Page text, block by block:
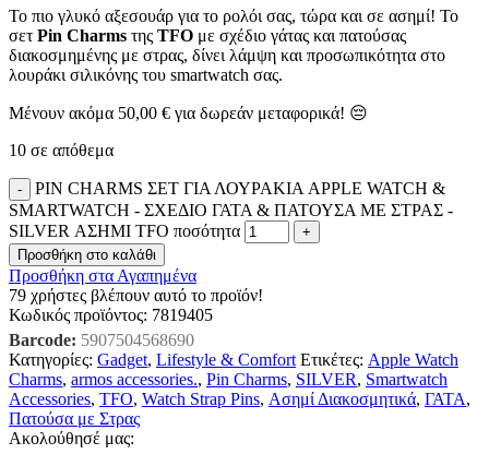
Το πιο γλυκό αξεσουάρ για το ρολόι σας, τώρα και σε ασημί! Το
σετ Pin Charms της TFO με σχέδιο γάτας και πατούσας
διακοσμημένης με στρας, δίνει λάμψη και προσωπικότητα στο
λουράκι σιλικόνης του smartwatch σας.
Μένουν ακόμα 50,00 € για δωρεάν μεταφορικά! 😔
10 σε απόθεμα
PIN CHARMS ΣΕΤ ΓΙΑ ΛΟΥΡΑΚΙΑ APPLE WATCH &
SMARTWATCH - ΣΧΕΔΙΟ ΓΑΤΑ & ΠΑΤΟΥΣΑ ΜΕ ΣΤΡΑΣ -
SILVER ΑΣΗΜΙ TFO ποσότητα
Προσθήκη στο καλάθι
Προσθήκη στα Αγαπημένα
79 χρήστες βλέπουν αυτό το προϊόν!
Κωδικός προϊόντος: 7819405
Barcode: 5907504568690
Κατηγορίες: Gadget, Lifestyle & Comfort Ετικέτες: Apple Watch
Charms, armos accessories., Pin Charms, SILVER, Smartwatch
Accessories, TFO, Watch Strap Pins, Ασημί Διακοσμητικά, ΓΑΤΑ,
Πατούσα με Στρας
Ακολούθησέ μας: